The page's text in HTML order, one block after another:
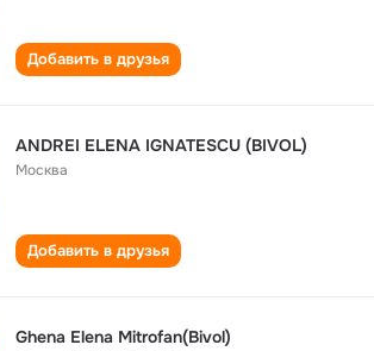
Добавить в друзья
ANDREI ELENA IGNATESCU (BIVOL)
Москва
Добавить в друзья
Ghena Elena Mitrofan(Bivol)